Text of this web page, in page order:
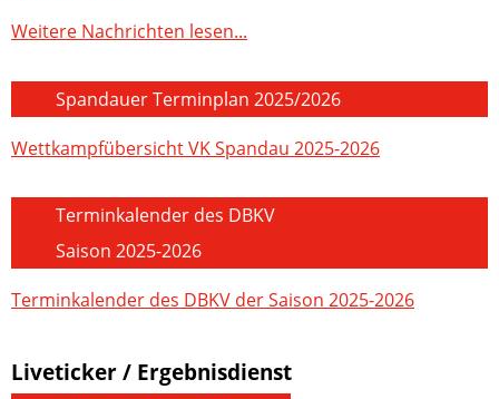
Bremerhaven
Weitere Nachrichten lesen...
Spandauer Terminplan 2025/2026
Wettkampfübersicht VK Spandau 2025-2026
Terminkalender des DBKV
Saison 2025-2026
Terminkalender des DBKV der Saison 2025-2026
Liveticker / Ergebnisdienst